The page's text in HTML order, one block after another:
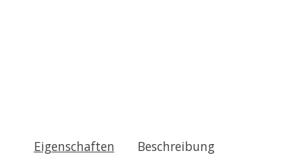
Eigenschaften Beschreibung